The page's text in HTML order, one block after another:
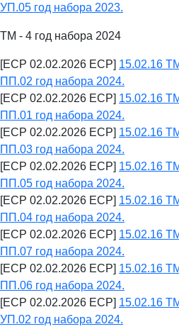
УП.05 год набора 2023.
ТМ - 4 год набора 2024
[ECP 02.02.2026 ECP] 15.02.16
ПП.02 год набора 2024.
[ECP 02.02.2026 ECP] 15.02.16
ПП.01 год набора 2024.
[ECP 02.02.2026 ECP] 15.02.16
ПП.03 год набора 2024.
[ECP 02.02.2026 ECP] 15.02.16
ПП.05 год набора 2024.
[ECP 02.02.2026 ECP] 15.02.16
ПП.04 год набора 2024.
[ECP 02.02.2026 ECP] 15.02.16
ПП.07 год набора 2024.
[ECP 02.02.2026 ECP] 15.02.16
ПП.06 год набора 2024.
[ECP 02.02.2026 ECP] 15.02.16
УП.02 год набора 2024.